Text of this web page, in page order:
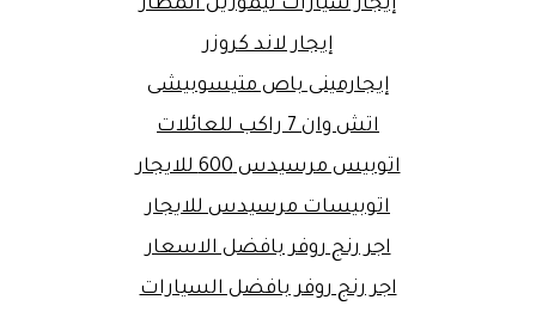
إيجار سيارات ليموزين المطار
إيجار لاند كروزر
إيجارمينى باص متيسوبيشى
اتش وان 7 راكب للعائلات
اتوبيس مرسيدس 600 للايجار
اتوبيسات مرسيدس للايجار
اجر رنج روفر بافضل الاسعار
اجر رنج روفر بافضل السيارات